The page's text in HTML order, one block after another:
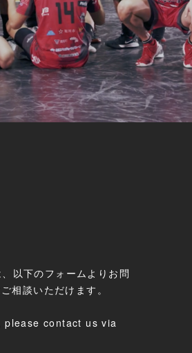
以下のフォームよりお問
相談いただけます。
contact us via